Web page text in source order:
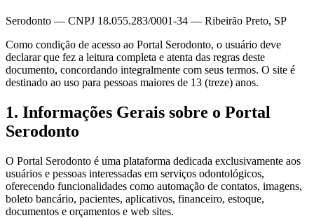
Serodonto — CNPJ 18.055.283/0001-34 — Ribeirão Preto, SP
Como condição de acesso ao Portal Serodonto, o usuário deve
declarar que fez a leitura completa e atenta das regras deste
documento, concordando integralmente com seus termos. O site é
destinado ao uso para pessoas maiores de 13 (treze) anos.
1. Informações Gerais sobre o Portal
Serodonto
O Portal Serodonto é uma plataforma dedicada exclusivamente aos
usuários e pessoas interessadas em serviços odontológicos,
oferecendo funcionalidades como automação de contatos, imagens,
boleto bancário, pacientes, aplicativos, financeiro, estoque,
documentos e orçamentos e web sites.